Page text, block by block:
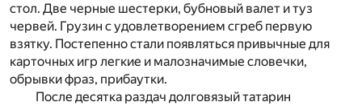
стол. Две черные шестерки, бубновый валет и туз
червей. Грузин с удовлетворением сгреб первую
взятку. Постепенно стали появляться привычные для
карточных игр легкие и малозначимые словечки,
обрывки фраз, прибаутки.
После десятка раздач долговязый татарин